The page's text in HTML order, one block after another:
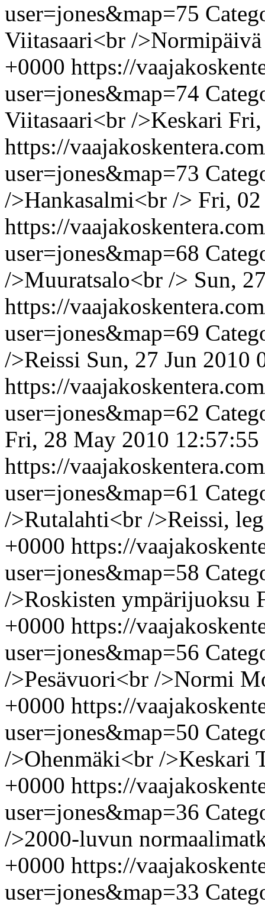
user=jones&map=75
Viitasaari<br />Normipäivä
+0000 https://
user=jones&map=74
Viitasaari<br />Keskari
https://
user=jones&map=73
/>Hankasalmi<br /> Fri,
https://
user=jones&map=68
/>Muuratsalo<br /> Sun,
https://
user=jones&map=69
/>Reissi Sun, 27 Jun 2010
https://
user=jones&map=62
Fri, 28 May 2010 12:57:55
https://
user=jones&map=61
/>Rutalahti<br />Reissi,
+0000 https://
user=jones&map=58
/>Roskisten ympärijuoksu
+0000 https://
user=jones&map=56
/>Pesävuori<br />Normi
+0000 https://
user=jones&map=50
/>Ohenmäki<br />Keskari
+0000 https://
user=jones&map=36
/>2000-luvun
+0000 https://
user=jones&map=33